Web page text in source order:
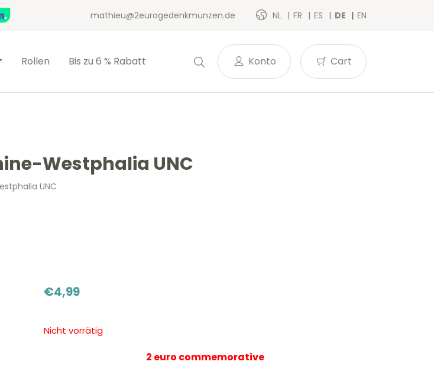
mathieu@2eurogedenkmunzen.de NL FR ES DE EN
Rollen Bis zu 6 % Rabatt Konto Cart
Westphalia UNC
UNC
€4,99
Nicht vorrätig
2 euro commemorative